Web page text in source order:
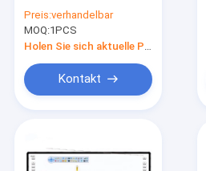
Whiteboard 84 Zoll-
Infrarot für
Klassenzimmer
Preis:verhandelbar
MOQ:1PCS
Kontakt